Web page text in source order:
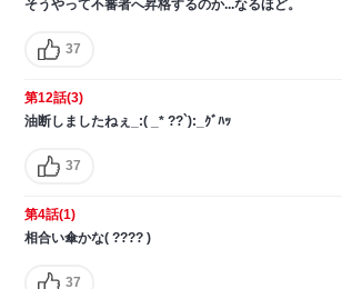
そうやって不審者へ昇格するのか...なるほど。
37
第12話(3)
油断しましたねぇ_:( _* ??`):_ｸﾞﾊｯ
37
第4話(1)
相合い傘かな( ???? )
37